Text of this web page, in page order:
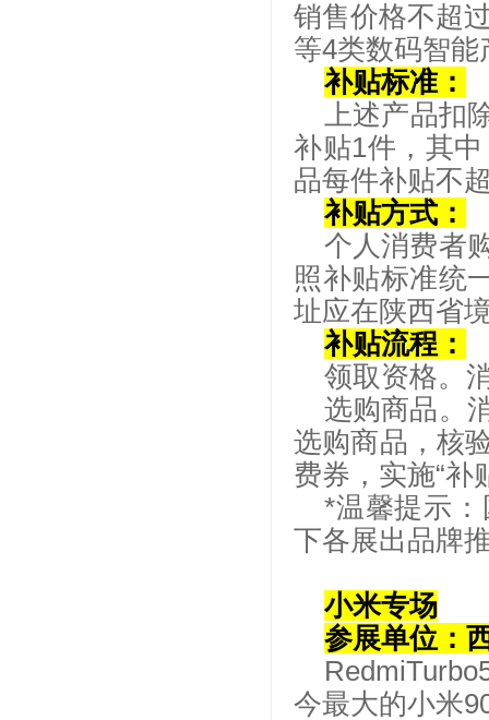
销售价格不超
等4类数码智
补贴标准：
上述产品扣
补贴1件，其
品每件补贴不
补贴方式：
个人消费者
照补贴标准统
址应在陕西省
补贴流程：
领取资格。
选购商品。
选购商品，核
费券，实施“补
*温馨提示
下各展出品牌
小米专场
参展单位：
今最大的小米